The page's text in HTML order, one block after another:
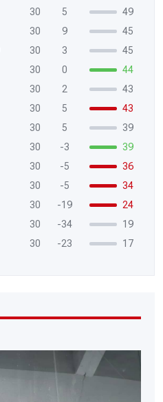
30 5
49
30 9
45
30 3
45
30 0
44
30 2
43
30 5
43
30 5
39
30 -3
39
30 -5
36
30 -5
34
30 -19
24
30 -34
19
30 -23 17